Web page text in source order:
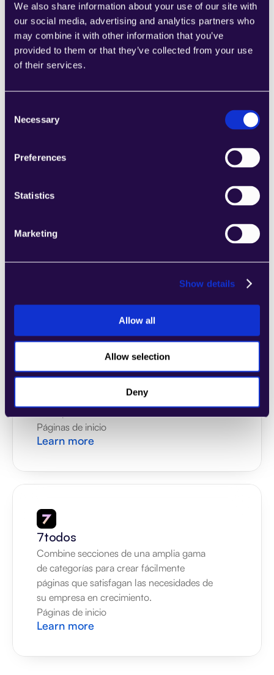
We also share information about your use of our site with
our social media, advertising and analytics partners who
may combine it with other information that you’ve
provided to them or that they’ve collected from your use
of their services.
Selection
Necessary
Preferences
Statistics
Marketing
Show details
Allow all
Allow selection
Deny
de categorías para crear fácilmente
páginas que satisfagan las necesidades de
su empresa en crecimiento.
Páginas de inicio
Learn more
de categorías para crear fácilmente
su empresa en crecimiento.
Páginas de inicio
Combine secciones de una amplia gama
páginas que satisfagan las necesidades de
Páginas de inicio
Learn more
7todos
Combine secciones de una amplia gama
de categorías para crear fácilmente
páginas que satisfagan las necesidades de
su empresa en crecimiento.
Páginas de inicio
Learn more